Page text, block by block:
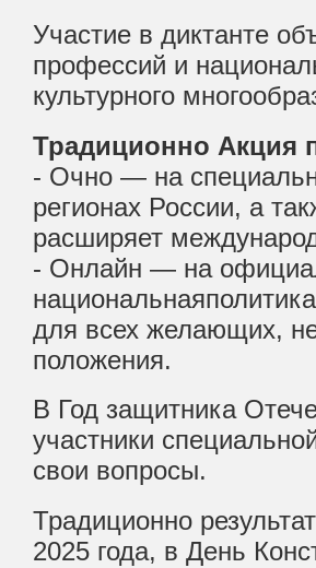
Участие в диктанте
профессий и
культурного
Традиционно Акция
- Очно — на
регионах России, а
расширяет
- Онлайн — на
для всех желающих,
положения.
В Год защитника
участники
свои вопросы.
Традиционно
2025 года, в День